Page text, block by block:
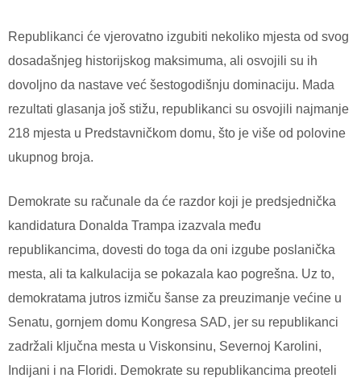
Republikanci će vjerovatno izgubiti nekoliko mjesta od svog
dosadašnjeg historijskog maksimuma, ali osvojili su ih
dovoljno da nastave već šestogodišnju dominaciju. Mada
rezultati glasanja još stižu, republikanci su osvojili najmanje
218 mjesta u Predstavničkom domu, što je više od polovine
ukupnog broja.
Demokrate su računale da će razdor koji je predsjednička
kandidatura Donalda Trampa izazvala među
republikancima, dovesti do toga da oni izgube poslanička
mesta, ali ta kalkulacija se pokazala kao pogrešna. Uz to,
demokratama jutros izmiču šanse za preuzimanje većine u
Senatu, gornjem domu Kongresa SAD, jer su republikanci
zadržali ključna mesta u Viskonsinu, Severnoj Karolini,
Indijani i na Floridi. Demokrate su republikancima preoteli